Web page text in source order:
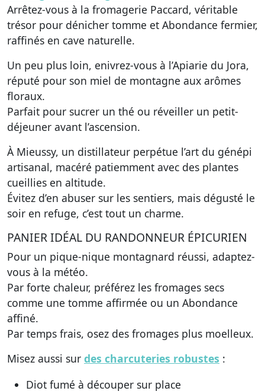
Arrêtez-vous à la fromagerie Paccard, véritable
trésor pour dénicher tomme et Abondance fermier,
raffinés en cave naturelle.
Un peu plus loin, enivrez-vous à l’Apiarie du Jora,
réputé pour son miel de montagne aux arômes
floraux.
Parfait pour sucrer un thé ou réveiller un petit-
déjeuner avant l’ascension.
À Mieussy, un distillateur perpétue l’art du génépi
artisanal, macéré patiemment avec des plantes
cueillies en altitude.
Évitez d’en abuser sur les sentiers, mais dégusté le
soir en refuge, c’est tout un charme.
PANIER IDÉAL DU RANDONNEUR ÉPICURIEN
Pour un pique-nique montagnard réussi, adaptez-
vous à la météo.
Par forte chaleur, préférez les fromages secs
comme une tomme affirmée ou un Abondance
affiné.
Par temps frais, osez des fromages plus moelleux.
Misez aussi sur des charcuteries robustes :
Diot fumé à découper sur place